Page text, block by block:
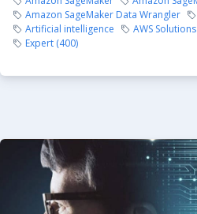
Amazon SageMaker Data Wrangler
Artificial intelligence
AWS
Expert (400)